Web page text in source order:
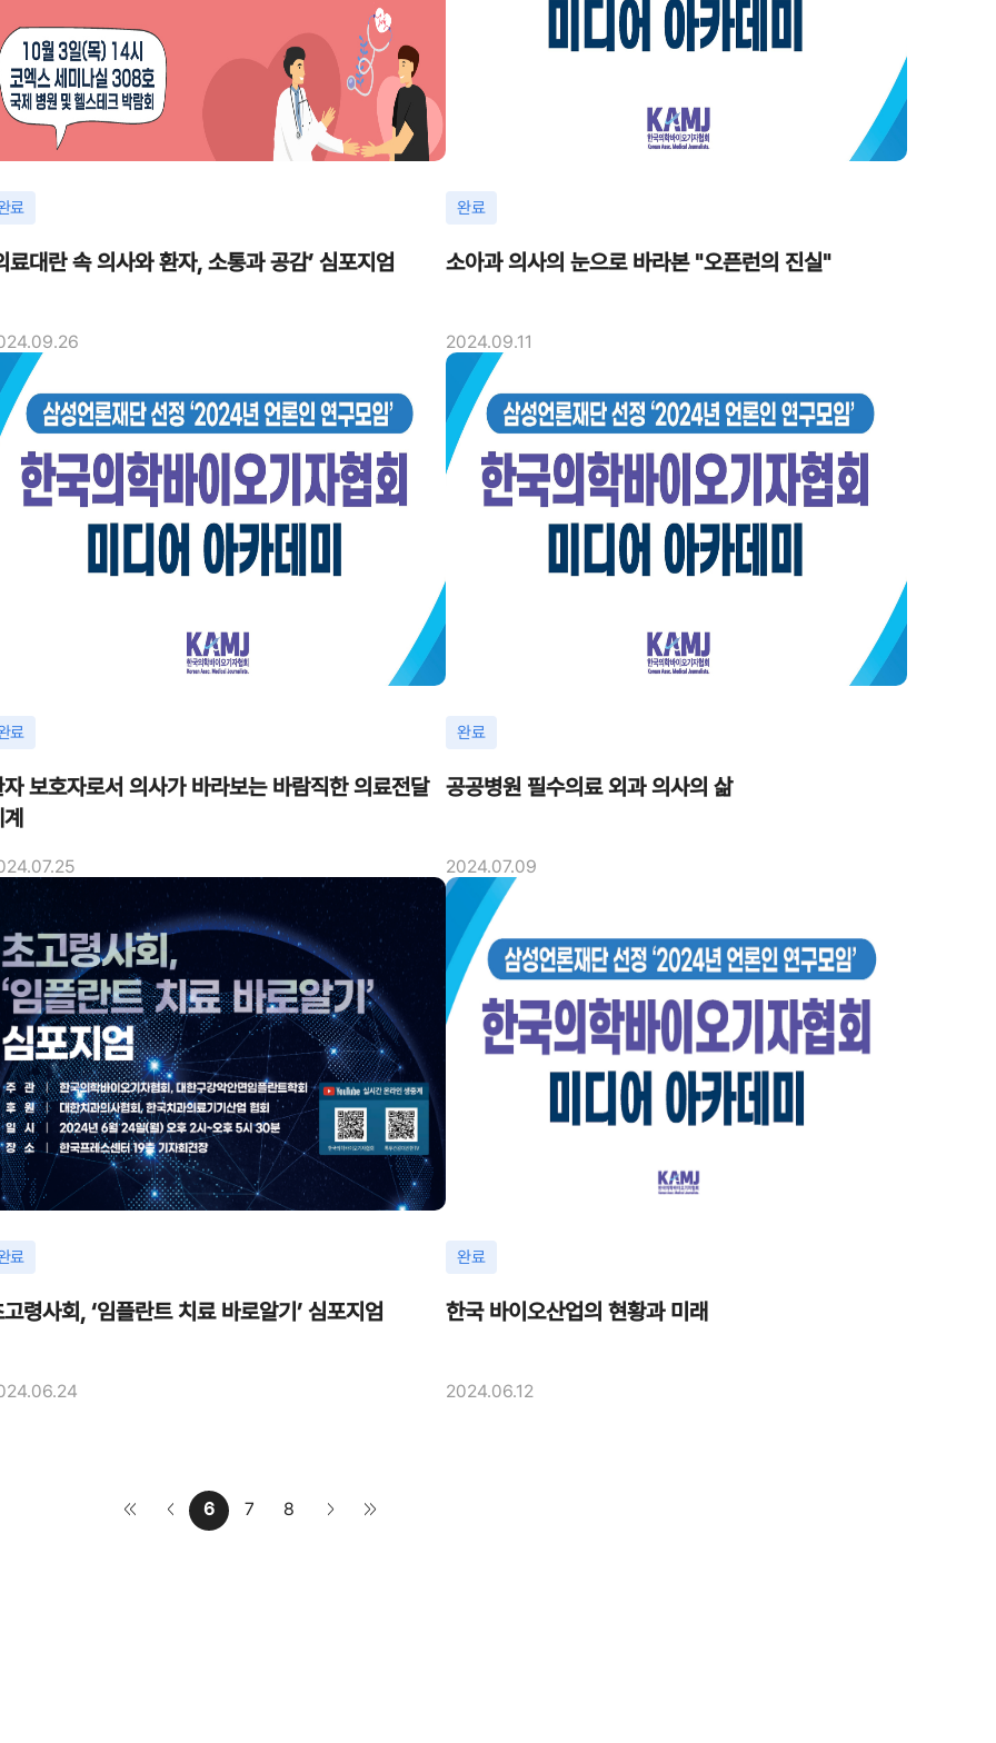
료
료대란 속 의사와 환자, 소통과 공감’ 심포지엄
완료
소아과 의사의 눈으로 바라본 "오픈런의 진실"
2024.09.11
료
보호자로서 의사가 바라보는 바람직한 의료전달
완료
공공병원 필수의료 외과 의사의 삶
2024.07.09
료
령사회, ‘임플란트 치료 바로알기’ 심포지엄
완료
한국 바이오산업의 현황과 미래
2024.06.12
<< < 6 7 8 > >>